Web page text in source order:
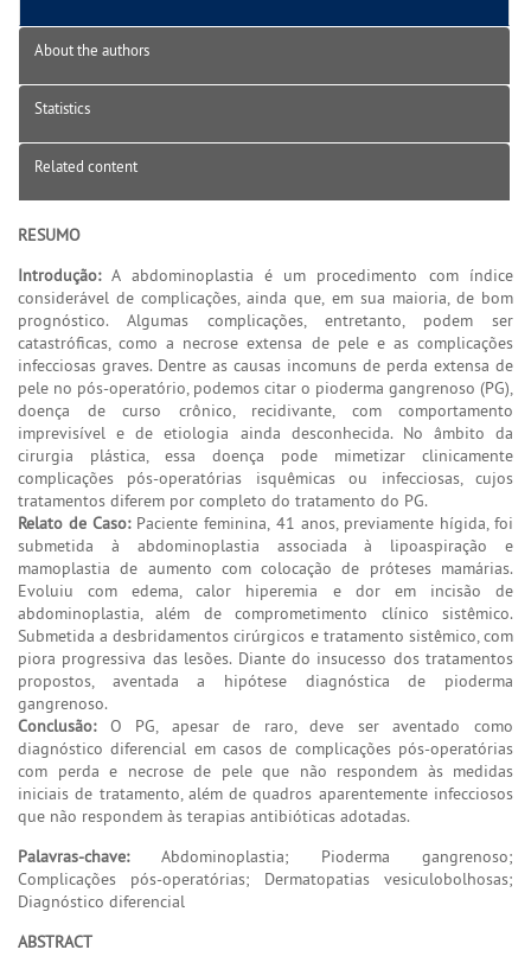
About the authors
Statistics
Related content
RESUMO
Introdução:A abdominoplastia é um procedimento com índice
considerável de complicações, ainda que, em sua maioria, de bom
prognóstico. Algumas complicações, entretanto, podem ser
catastróficas, como a necrose extensa de pele e as complicações
infecciosas graves. Dentre as causas incomuns de perda extensa de
pele no pós-operatório, podemos citar o pioderma gangrenoso (PG),
doença de curso crônico, recidivante, com comportamento
imprevisível e de etiologia ainda desconhecida. No âmbito da
cirurgia plástica, essa doença pode mimetizar clinicamente
complicações pós-operatórias isquêmicas ou infecciosas, cujos
tratamentos diferem por completo do tratamento do PG.
Relato de Caso:Paciente feminina, 41 anos, previamente hígida, foi
submetida à abdominoplastia associada à lipoaspiração e
mamoplastia de aumento com colocação de próteses mamárias.
Evoluiu com edema, calor hiperemia e dor em incisão de
abdominoplastia, além de comprometimento clínico sistêmico.
Submetida a desbridamentos cirúrgicos e tratamento sistêmico, com
piora progressiva das lesões. Diante do insucesso dos tratamentos
propostos, aventada a hipótese diagnóstica de pioderma
gangrenoso.
Conclusão:O PG, apesar de raro, deve ser aventado como
diagnóstico diferencial em casos de complicações pós-operatórias
com perda e necrose de pele que não respondem às medidas
iniciais de tratamento, além de quadros aparentemente infecciosos
que não respondem às terapias antibióticas adotadas.
Palavras-chave:Abdominoplastia; Pioderma gangrenoso;
Complicações pós-operatórias; Dermatopatias vesiculobolhosas;
Diagnóstico diferencial
ABSTRACT